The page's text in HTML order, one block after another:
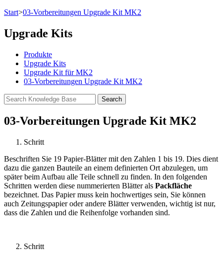
Start>03-Vorbereitungen Upgrade Kit MK2
Upgrade Kits
Produkte
Upgrade Kits
Upgrade Kit für MK2
03-Vorbereitungen Upgrade Kit MK2
03-Vorbereitungen Upgrade Kit MK2
Schritt
Beschriften Sie 19 Papier-Blätter mit den Zahlen 1 bis 19. Dies dient
dazu die ganzen Bauteile an einem definierten Ort abzulegen, um
später beim Aufbau alle Teile schnell zu finden. In den folgenden
Schritten werden diese nummerierten Blätter als Packfläche
bezeichnet. Das Papier muss kein hochwertiges sein, Sie können
auch Zeitungspapier oder andere Blätter verwenden, wichtig ist nur,
dass die Zahlen und die Reihenfolge vorhanden sind.
Schritt